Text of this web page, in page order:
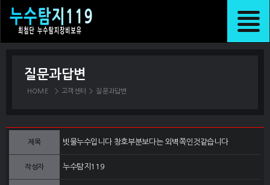
질문과답변
HOME > 고객센터 > 질문과답변
제목 빗물누수입니다 창호부분보다는 외벽쪽인것같습니다
작성자 누수탐지119